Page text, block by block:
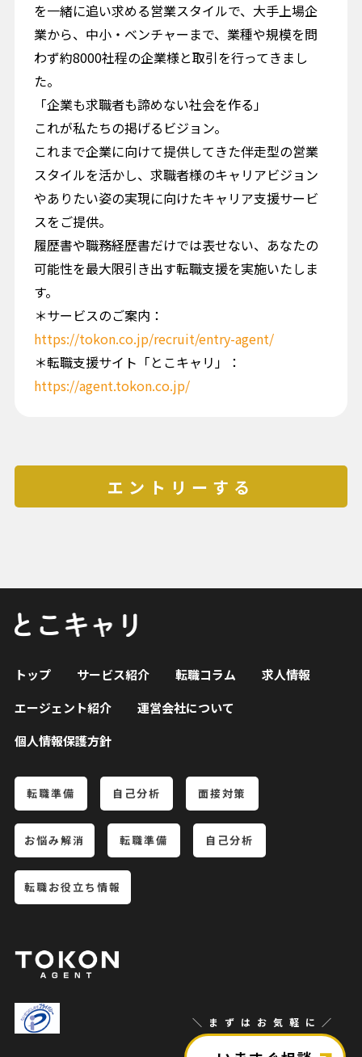
＼まずはお気軽に／
を一緒に追い求める営業スタイルで、大手上場企
業から、中小・ベンチャーまで、業種や規模を問
わず約8000社程の企業様と取引を行ってきまし
た。
「企業も求職者も諦めない社会を作る」
これが私たちの掲げるビジョン。
これまで企業に向けて提供してきた伴走型の営業
スタイルを活かし、求職者様のキャリアビジョン
やありたい姿の実現に向けたキャリア支援サービ
スをご提供。
履歴書や職務経歴書だけでは表せない、あなたの
可能性を最大限引き出す転職支援を実施いたしま
す。
＊サービスのご案内：
https://tokon.co.jp/recruit/entry-agent/
＊転職支援サイト「とこキャリ」：
https://agent.tokon.co.jp/
エントリーする
トップ サービス紹介 転職コラム
求人情報
エージェント紹介
運営会社について
個人情報保護方針
転職準備 自己分析 面接対策
お悩み解消 転職準備 自己分析
転職お役立ち情報